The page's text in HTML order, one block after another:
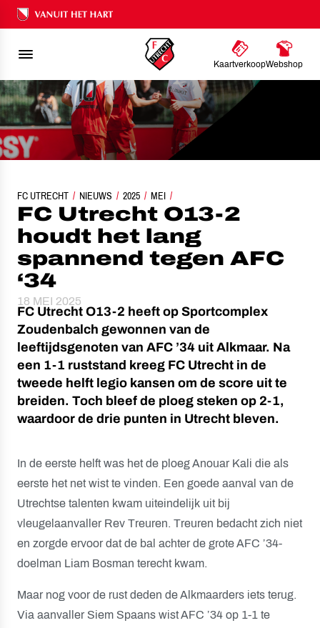
Ons nalatenschap
KaartverkoopWebshop
FC UTRECHT NIEUWS 2025 MEI
FC UTRECHT O13-2 HOUDT HET LANG SPANNEND TEGEN AFC ‘34
FC Utrecht O13-2
houdt het lang
spannend tegen AFC
‘34
18 MEI 2025
FC Utrecht O13-2 heeft op Sportcomplex
Zoudenbalch gewonnen van de
leeftijdsgenoten van AFC ’34 uit Alkmaar. Na
een 1-1 ruststand kreeg FC Utrecht in de
tweede helft legio kansen om de score uit te
breiden. Toch bleef de ploeg steken op 2-1,
waardoor de drie punten in Utrecht bleven.
In de eerste helft was het de ploeg Anouar Kali die als
eerste het net wist te vinden. Een goede aanval van de
Utrechtse talenten kwam uiteindelijk uit bij
vleugelaanvaller Rev Treuren. Treuren bedacht zich niet
en zorgde ervoor dat de bal achter de grote AFC ’34-
doelman Liam Bosman terecht kwam.
Maar nog voor de rust deden de Alkmaarders iets terug.
Via aanvaller Siem Spaans wist AFC ’34 op 1-1 te